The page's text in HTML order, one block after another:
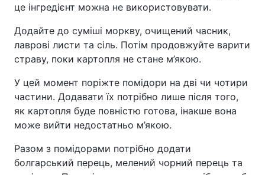
це інгредієнт можна не використовувати.
Додайте до суміші моркву, очищений часник,
лаврові листи та сіль. Потім продовжуйте варити
страву, поки картопля не стане м’якою.
У цей момент поріжте помідори на дві чи чотири
частини. Додавати їх потрібно лише після того,
як картопля буде повністю готова, інакше вона
може вийти недостатньо м’якою.
Разом з помідорами потрібно додати
болгарський перець, мелений чорний перець та